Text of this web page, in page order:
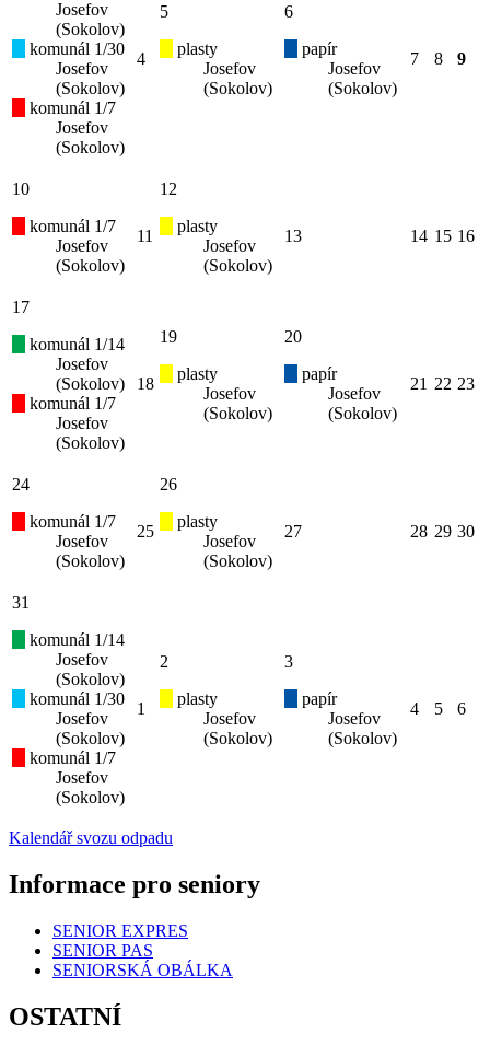
Josefov
(Sokolov)
komunál 1/30
Josefov
(Sokolov)
komunál 1/7
Josefov
(Sokolov)
4
5
plasty
Josefov
(Sokolov)
6
papír
Josefov
(Sokolov)
7 8 9
10
komunál 1/7
Josefov
(Sokolov)
11
12
plasty
Josefov
(Sokolov)
13 14 15 16
17
komunál 1/14
Josefov
(Sokolov)
komunál 1/7
Josefov
(Sokolov)
18
19
plasty
Josefov
(Sokolov)
20
papír
Josefov
(Sokolov)
21 22 23
24
komunál 1/7
Josefov
(Sokolov)
25
26
plasty
Josefov
(Sokolov)
27 28 29 30
31
komunál 1/14
Josefov
(Sokolov)
komunál 1/30
Josefov
(Sokolov)
komunál 1/7
Josefov
(Sokolov)
1
2
plasty
Josefov
(Sokolov)
3
papír
Josefov
(Sokolov)
4 5 6
Kalendář svozu odpadu
Informace pro seniory
SENIOR EXPRES
SENIOR PAS
SENIORSKÁ OBÁLKA
OSTATNÍ